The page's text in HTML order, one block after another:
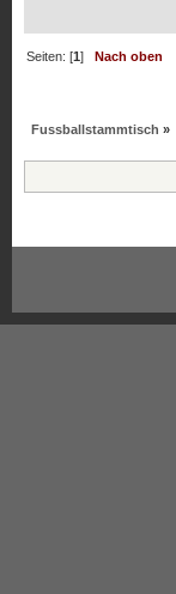
Seiten: [1] Nach oben
Fussballstammtisch »